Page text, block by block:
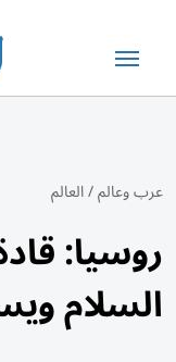
عرب وعالم/العالم
روسيا:
السلام